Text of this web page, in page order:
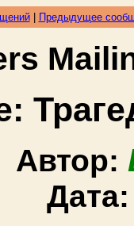
| Предыдущее
Автор: